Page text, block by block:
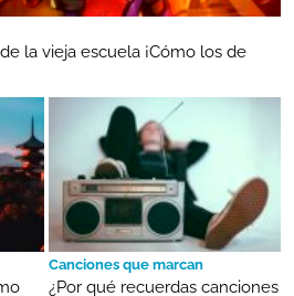
la vieja escuela ¡Cómo los de
Canciones que marcan
¿Por qué recuerdas canciones